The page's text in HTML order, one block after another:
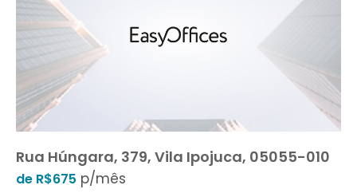
Rua Húngara, 379, Vila Ipojuca, 05055-010
de R$675 p/mês